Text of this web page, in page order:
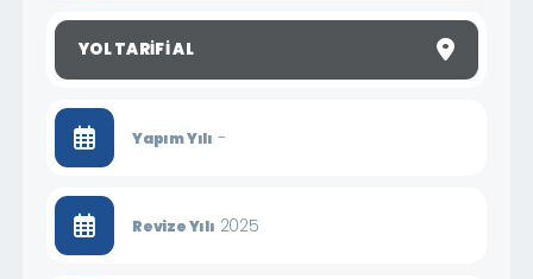
YOL TARIFI AL
Yapım Yılı -
Revize Yılı 2025